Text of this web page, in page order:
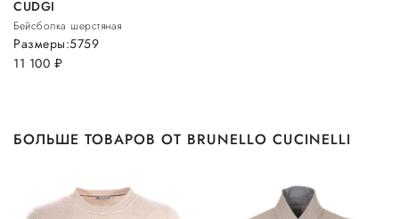
CUDGI
Бейсболка шерстяная
11 100 руб.
Размеры:5759
БОЛЬШЕ ТОВАРОВ ОТ BRUNELLO CUCINELLI